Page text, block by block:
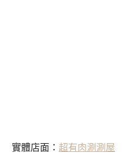
實體店面： 超有肉涮涮屋